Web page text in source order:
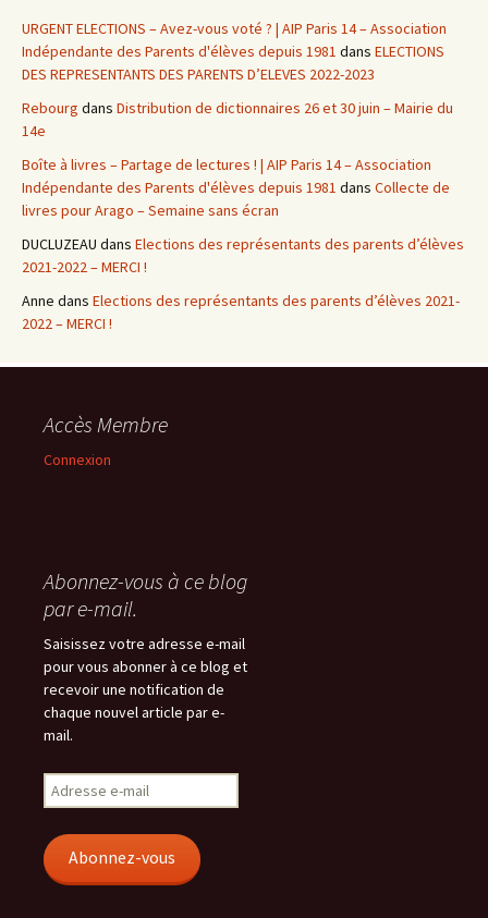
URGENT ELECTIONS – Avez-vous voté ? | AIP Paris 14 – Association
Indépendante des Parents d'élèves depuis 1981 dans ELECTIONS
DES REPRESENTANTS DES PARENTS D’ELEVES 2022-2023
Rebourg dans Distribution de dictionnaires 26 et 30 juin – Mairie du
14e
Boîte à livres – Partage de lectures ! | AIP Paris 14 – Association
Indépendante des Parents d'élèves depuis 1981 dans Collecte de
livres pour Arago – Semaine sans écran
DUCLUZEAU dans Elections des représentants des parents d’élèves
2021-2022 – MERCI !
Anne dans Elections des représentants des parents d’élèves 2021-
2022 – MERCI !
Accès Membre
Connexion
Abonnez-vous à ce blog
par e-mail.
Saisissez votre adresse e-mail
pour vous abonner à ce blog et
recevoir une notification de
chaque nouvel article par e-
mail.
Adresse
e-
Abonnez-vous